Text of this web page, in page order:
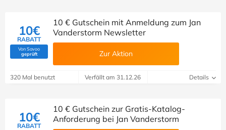
10€
RABATT
Von Savoo
geprüft(Von Savoo geprüft)
10 € Gutschein mit Anmeldung zum Jan
Vanderstorm Newsletter
Zur Aktion
320 Mal benutzt Verfällt am 31.12.26 Details
10€
RABATT
10 € Gutschein zur Gratis-Katalog-
Anforderung bei Jan Vanderstorm